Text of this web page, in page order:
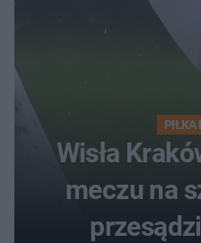
PIŁKA
Wisła
meczu na